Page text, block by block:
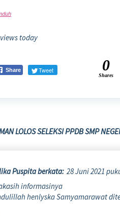
today
Share Tweet 0
Shares
LOLOS SELEKSI PPDB SMP
Puspitaberkata: 28 Juni 2021
informasinya
henlyska Samyamarawat